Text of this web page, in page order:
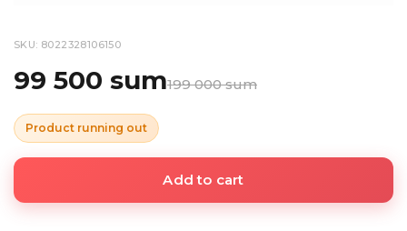
SKU: 8022328106150
99 500 sum199 000 sum
Product running out
Add to cart